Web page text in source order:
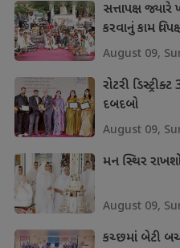
સત્તાપક્ષ જ્યારે
કરવાનું કામ
August 09,
રોટરી
દબદબો
August 09,
મન સ્થિર રાખશો
August 09,
કચ્છમાં બેટી